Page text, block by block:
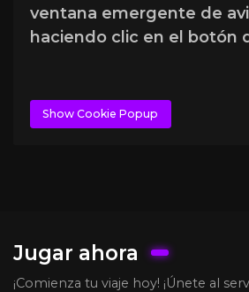
ventana emergente de
haciendo clic en el botón
Show Cookie Popup
Jugar ahora
¡Comienza tu viaje hoy! ¡Únete al